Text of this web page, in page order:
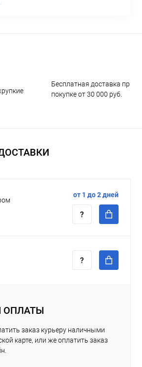
Бесплатная доставка при
покупке от 30 000 руб.
от 1 до 2 дней
ОПЛАТЫ
заказ курьеру наличными
карте, или же оплатить заказ